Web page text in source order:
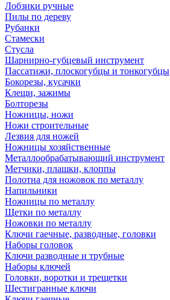
Лобзики ручные
Пилы по дереву
Рубанки
Стамески
Стусла
Шарнирно-губцевый инструмент
Пассатижи, плоскогубцы и тонкогубцы
Бокорезы, кусачки
Клещи, зажимы
Болторезы
Ножницы, ножи
Ножи строительные
Лезвия для ножей
Ножницы хозяйственные
Металлообрабатывающий инструмент
Метчики, плашки, клоппы
Полотна для ножовок по металлу
Напильники
Ножницы по металлу
Щетки по металлу
Ножовки по металлу
Ключи гаечные, разводные, головки
Наборы головок
Ключи разводные и трубные
Наборы ключей
Головки, воротки и трещетки
Шестигранные ключи